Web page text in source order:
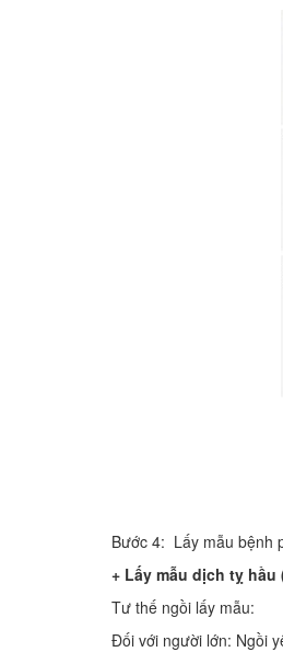
Bước 4: Lấy mẫu bệnh
+ Lấy mẫu dịch tỵ
Tư thế ngồi lấy mẫu:
Đối với người lớn: Ngồi